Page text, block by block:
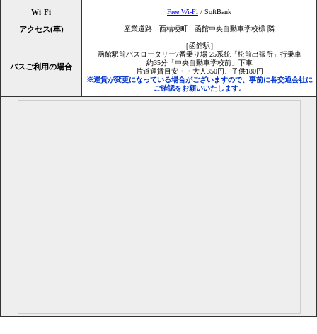
Wi-Fi Free Wi-Fi / SoftBank
アクセス(車) 産業道路 西桔梗町 函館中央自動車学校様 隣
バスご利用の場合
［函館駅］
函館駅前バスロータリー7番乗り場 25系統「松前出張所」行乗車
約35分「中央自動車学校前」下車
片道運賃目安・・大人350円、子供180円
※運賃が変更になっている場合がございますので、事前に各交通会社に
ご確認をお願いいたします。